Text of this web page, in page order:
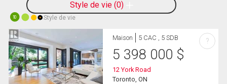
Style de vie 0
10 Style de vie
Maison 5 CAC , 5 SDB
5 398 000 $
12 York Road
Toronto, ON
?